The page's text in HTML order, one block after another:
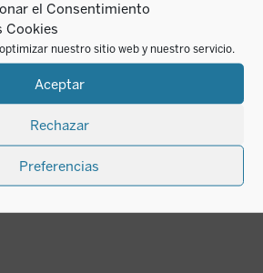
el Consentimiento
Cookies
nuestro sitio web y nuestro servicio.
Aceptar
Rechazar
Preferencias